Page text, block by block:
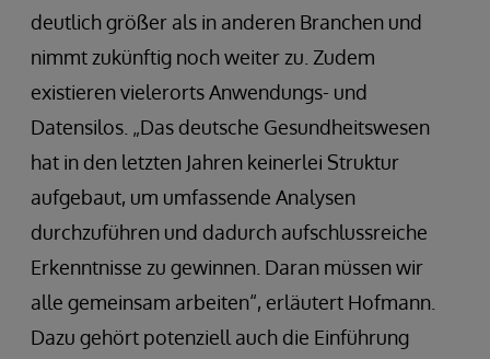
deutlich größer als in anderen Branchen und
nimmt zukünftig noch weiter zu. Zudem
existieren vielerorts Anwendungs- und
Datensilos. „Das deutsche Gesundheitswesen
hat in den letzten Jahren keinerlei Struktur
aufgebaut, um umfassende Analysen
durchzuführen und dadurch aufschlussreiche
Erkenntnisse zu gewinnen. Daran müssen wir
alle gemeinsam arbeiten“, erläutert Hofmann.
Dazu gehört potenziell auch die Einführung